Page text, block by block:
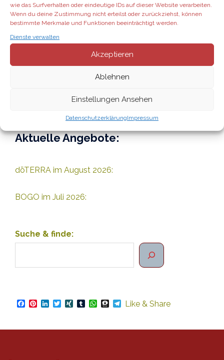
wie das Surfverhalten oder eindeutige IDs auf dieser Website verarbeiten.
Wenn du deine Zustimmung nicht erteilst oder zurückziehst, können
bestimmte Merkmale und Funktionen beeinträchtigt werden.
Dienste verwalten
Akzeptieren
Ablehnen
Einstellungen Ansehen
DatenschutzerklärungImpressum
Wähle für deinen Aroma-Start zum
Beispiel das Home-Essentials-Kit mit
inkl. Diffuser, und füge weitere
dōTERRA-Shop hinzu. Gerne berate ich
Aktuelle Angebote:
dōTERRA im August 2026:
BOGO im Juli 2026:
Suche & finde:
Facebook
Pinterest
LinkedIn
TwitterXINGTumblrWhatsApp
ThreemaTelegram
Like & Share